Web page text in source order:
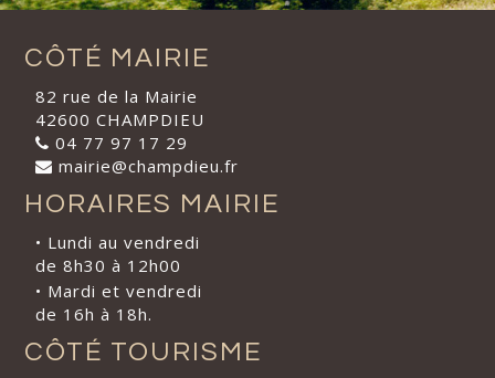
CÔTÉ MAIRIE
82 rue de la Mairie
42600 CHAMPDIEU
04 77 97 17 29
mairie@champdieu.fr
HORAIRES MAIRIE
• Lundi au vendredi
de 8h30 à 12h00
• Mardi et vendredi
de 16h à 18h.
CÔTÉ TOURISME